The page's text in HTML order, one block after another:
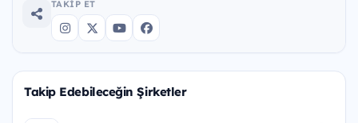
TAKIP ET
Takip Edebileceğin Şirketler